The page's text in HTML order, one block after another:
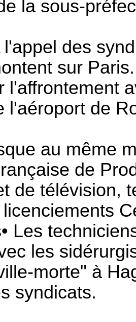
la sous-
l'appel des
sur
l'affrontement
l'aé­roport de
au même
de
de télévision,
Les
les
morte" à
syndicats.